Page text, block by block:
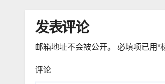
发表评论
邮箱地址不会被公开。 必填项已用*
评论